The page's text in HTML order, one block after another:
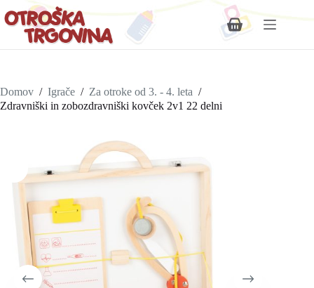
Shopping
Domov / Igrače / Za otroke od 3. - 4. leta /
Zdravniški in zobozdravniški kovček 2v1 22 delni